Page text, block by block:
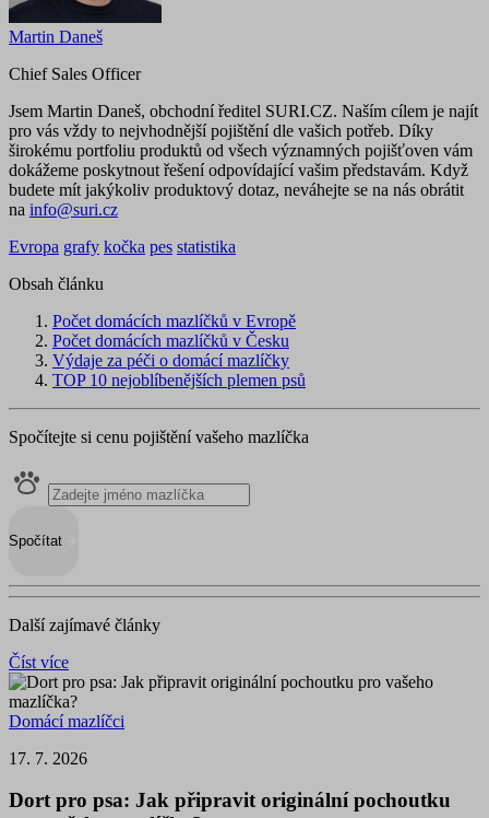
Martin Daneš
Chief Sales Officer
Jsem Martin Daneš, obchodní ředitel SURI.CZ. Naším cílem je najít
pro vás vždy to nejvhodnější pojištění dle vašich potřeb. Díky
širokému portfoliu produktů od všech významných pojišťoven vám
dokážeme poskytnout řešení odpovídající vašim představám. Když
budete mít jakýkoliv produktový dotaz, neváhejte se na nás obrátit
na info@suri.cz
Evropa grafy kočka pes statistika
Obsah článku
Počet domácích mazlíčků v Evropě
Počet domácích mazlíčků v Česku
Výdaje za péči o domácí mazlíčky
TOP 10 nejoblíbenějších plemen psů
Spočítejte si cenu pojištění vašeho mazlíčka
Spočítat
Další zajímavé články
Číst více
Domácí mazlíčci
17. 7. 2026
Dort pro psa: Jak připravit originální pochoutku